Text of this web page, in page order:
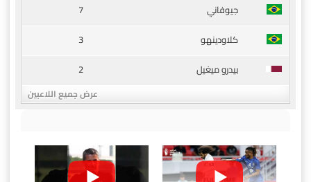
جيوفاني
7
كلاودينهو
3
بيدرو ميغيل
2
عرض جميع اللاعبين